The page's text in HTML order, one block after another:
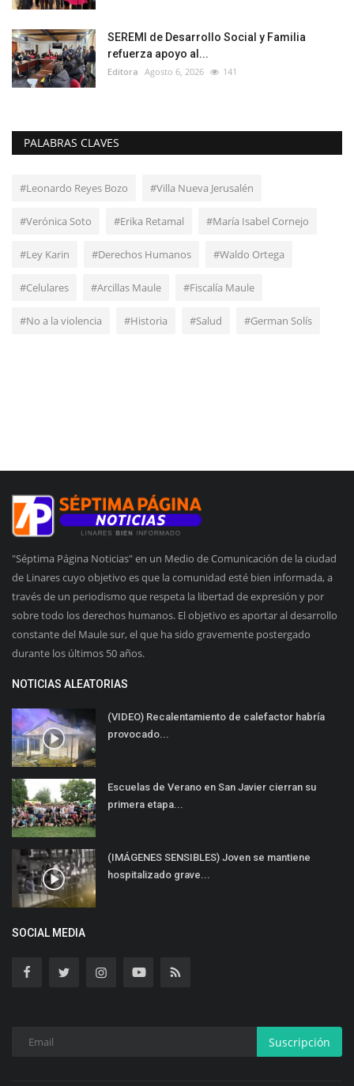
SEREMI de Desarrollo Social y Familia
refuerza apoyo al...
Editora Agosto 6, 2026 141
PALABRAS CLAVES
#Leonardo Reyes Bozo #Villa Nueva Jerusalén
#Verónica Soto #Erika Retamal #María Isabel Cornejo
#Ley Karin #Derechos Humanos #Waldo Ortega
#Celulares #Arcillas Maule #Fiscalía Maule
#No a la violencia #Historia #Salud #German Solís
"Séptima Página Noticias" en un Medio de Comunicación de la ciudad
de Linares cuyo objetivo es que la comunidad esté bien informada, a
través de un periodismo que respeta la libertad de expresión y por
sobre todo los derechos humanos. El objetivo es aportar al desarrollo
constante del Maule sur, el que ha sido gravemente postergado
durante los últimos 50 años.
NOTICIAS ALEATORIAS
(VIDEO) Recalentamiento de calefactor habría
provocado...
Escuelas de Verano en San Javier cierran su
primera etapa...
(IMÁGENES SENSIBLES) Joven se mantiene
hospitalizado grave...
SOCIAL MEDIA
Suscripción